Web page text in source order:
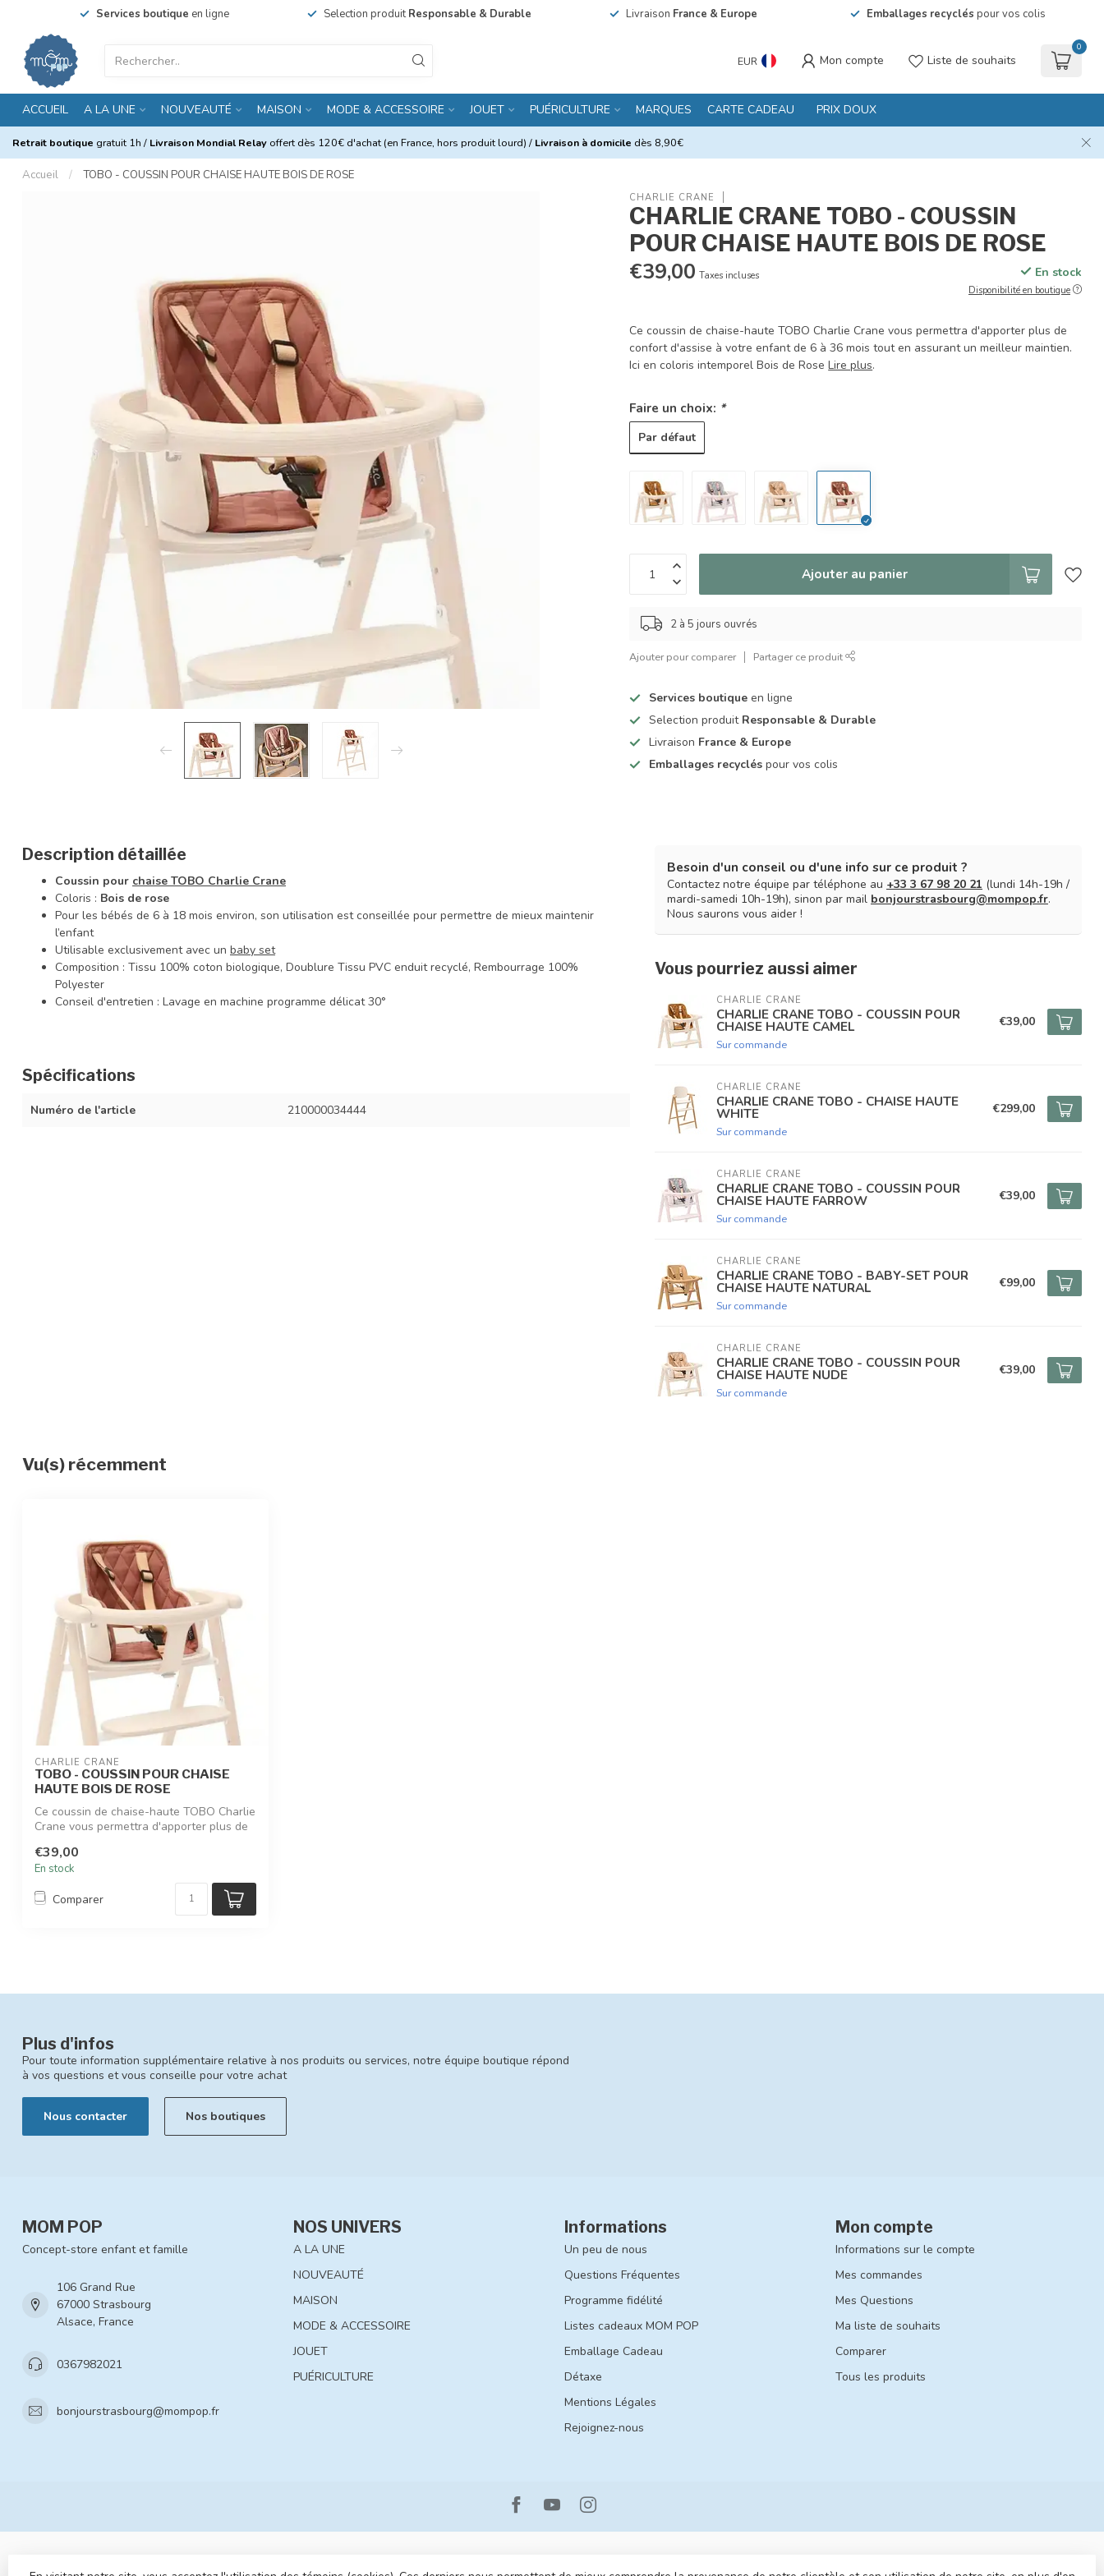
Services boutique en ligne Selection produitResponsable & Durable Livraison France & Europe Emballages recyclés pour vos colis
EUR Mon compte Liste de souhaits
0
ACCUEIL A LA UNE NOUVEAUTÉ MAISON MODE & ACCESSOIRE JOUET PUÉRICULTURE MARQUES CARTE CADEAU PRIX DOUX
Retrait boutique gratuit 1h / Livraison Mondial Relay offert dès 120€ d'achat (en France, hors produit lourd) / Livraison à domicile dès 8,90€
Accueil / TOBO - COUSSIN POUR CHAISE HAUTE BOIS DE ROSE
CHARLIE CRANE
CHARLIE CRANE TOBO - COUSSIN
POUR CHAISE HAUTE BOIS DE ROSE
€39,00 Taxes incluses En stock
Disponibilité en boutique
Ce coussin de chaise-haute TOBO Charlie Crane vous permettra d'apporter plus de
confort d'assise à votre enfant de 6 à 36 mois tout en assurant un meilleur maintien.
Ici en coloris intemporel Bois de RoseLire plus.
Faire un choix: *
Par défaut
Ajouter au panier
2 à 5 jours ouvrés
Ajouter pour comparer Partager ce produit
Services boutique en ligne
Selection produit Responsable & Durable
Livraison France & Europe
Emballages recyclés pour vos colis
Description détaillée
Coussin pour chaise TOBO Charlie Crane
Coloris : Bois de rose
Pour les bébés de 6 à 18 mois environ, son utilisation est conseillée pour permettre de mieux maintenir
l’enfant
Utilisable exclusivement avec un baby set
Composition : Tissu 100% coton biologique, Doublure Tissu PVC enduit recyclé, Rembourrage 100%
Polyester
Conseil d'entretien : Lavage en machine programme délicat 30°
Spécifications
Numéro de l'article 210000034444
Besoin d'un conseil ou d'une info sur ce produit ?
Contactez notre équipe par téléphone au +33 3 67 98 20 21 (lundi 14h-19h /
mardi-samedi 10h-19h), sinon par mail bonjourstrasbourg@mompop.fr.
Nous saurons vous aider !
Vous pourriez aussi aimer
CHARLIE CRANE
CHARLIE CRANE TOBO - COUSSIN POUR
CHAISE HAUTE CAMEL
Sur commande
€39,00
CHARLIE CRANE
CHARLIE CRANE TOBO - CHAISE HAUTE
WHITE
Sur commande
€299,00
CHARLIE CRANE
CHARLIE CRANE TOBO - COUSSIN POUR
CHAISE HAUTE FARROW
Sur commande
€39,00
CHARLIE CRANE
CHARLIE CRANE TOBO - BABY-SET POUR
CHAISE HAUTE NATURAL
Sur commande
€99,00
CHARLIE CRANE
CHARLIE CRANE TOBO - COUSSIN POUR
CHAISE HAUTE NUDE
Sur commande
€39,00
Vu(s) récemment
CHARLIE CRANE
TOBO - COUSSIN POUR CHAISE
HAUTE BOIS DE ROSE
Ce coussin de chaise-haute TOBO Charlie
Crane vous permettra d'apporter plus de
€39,00
En stock
Comparer
Plus d'infos
Pour toute information supplémentaire relative à nos produits ou services, notre équipe boutique répond
à vos questions et vous conseille pour votre achat
Nous contacter Nos boutiques
MOM POP
Concept-store enfant et famille
106 Grand Rue
67000 Strasbourg
Alsace, France
0367982021
bonjourstrasbourg@mompop.fr
NOS UNIVERS
A LA UNE
NOUVEAUTÉ
MAISON
MODE & ACCESSOIRE
JOUET
PUÉRICULTURE
Informations
Un peu de nous
Questions Fréquentes
Programme fidélité
Listes cadeaux MOM POP
Emballage Cadeau
Détaxe
Mentions Légales
Rejoignez-nous
Mon compte
Informations sur le compte
Mes commandes
Mes Questions
Ma liste de souhaits
Comparer
Tous les produits